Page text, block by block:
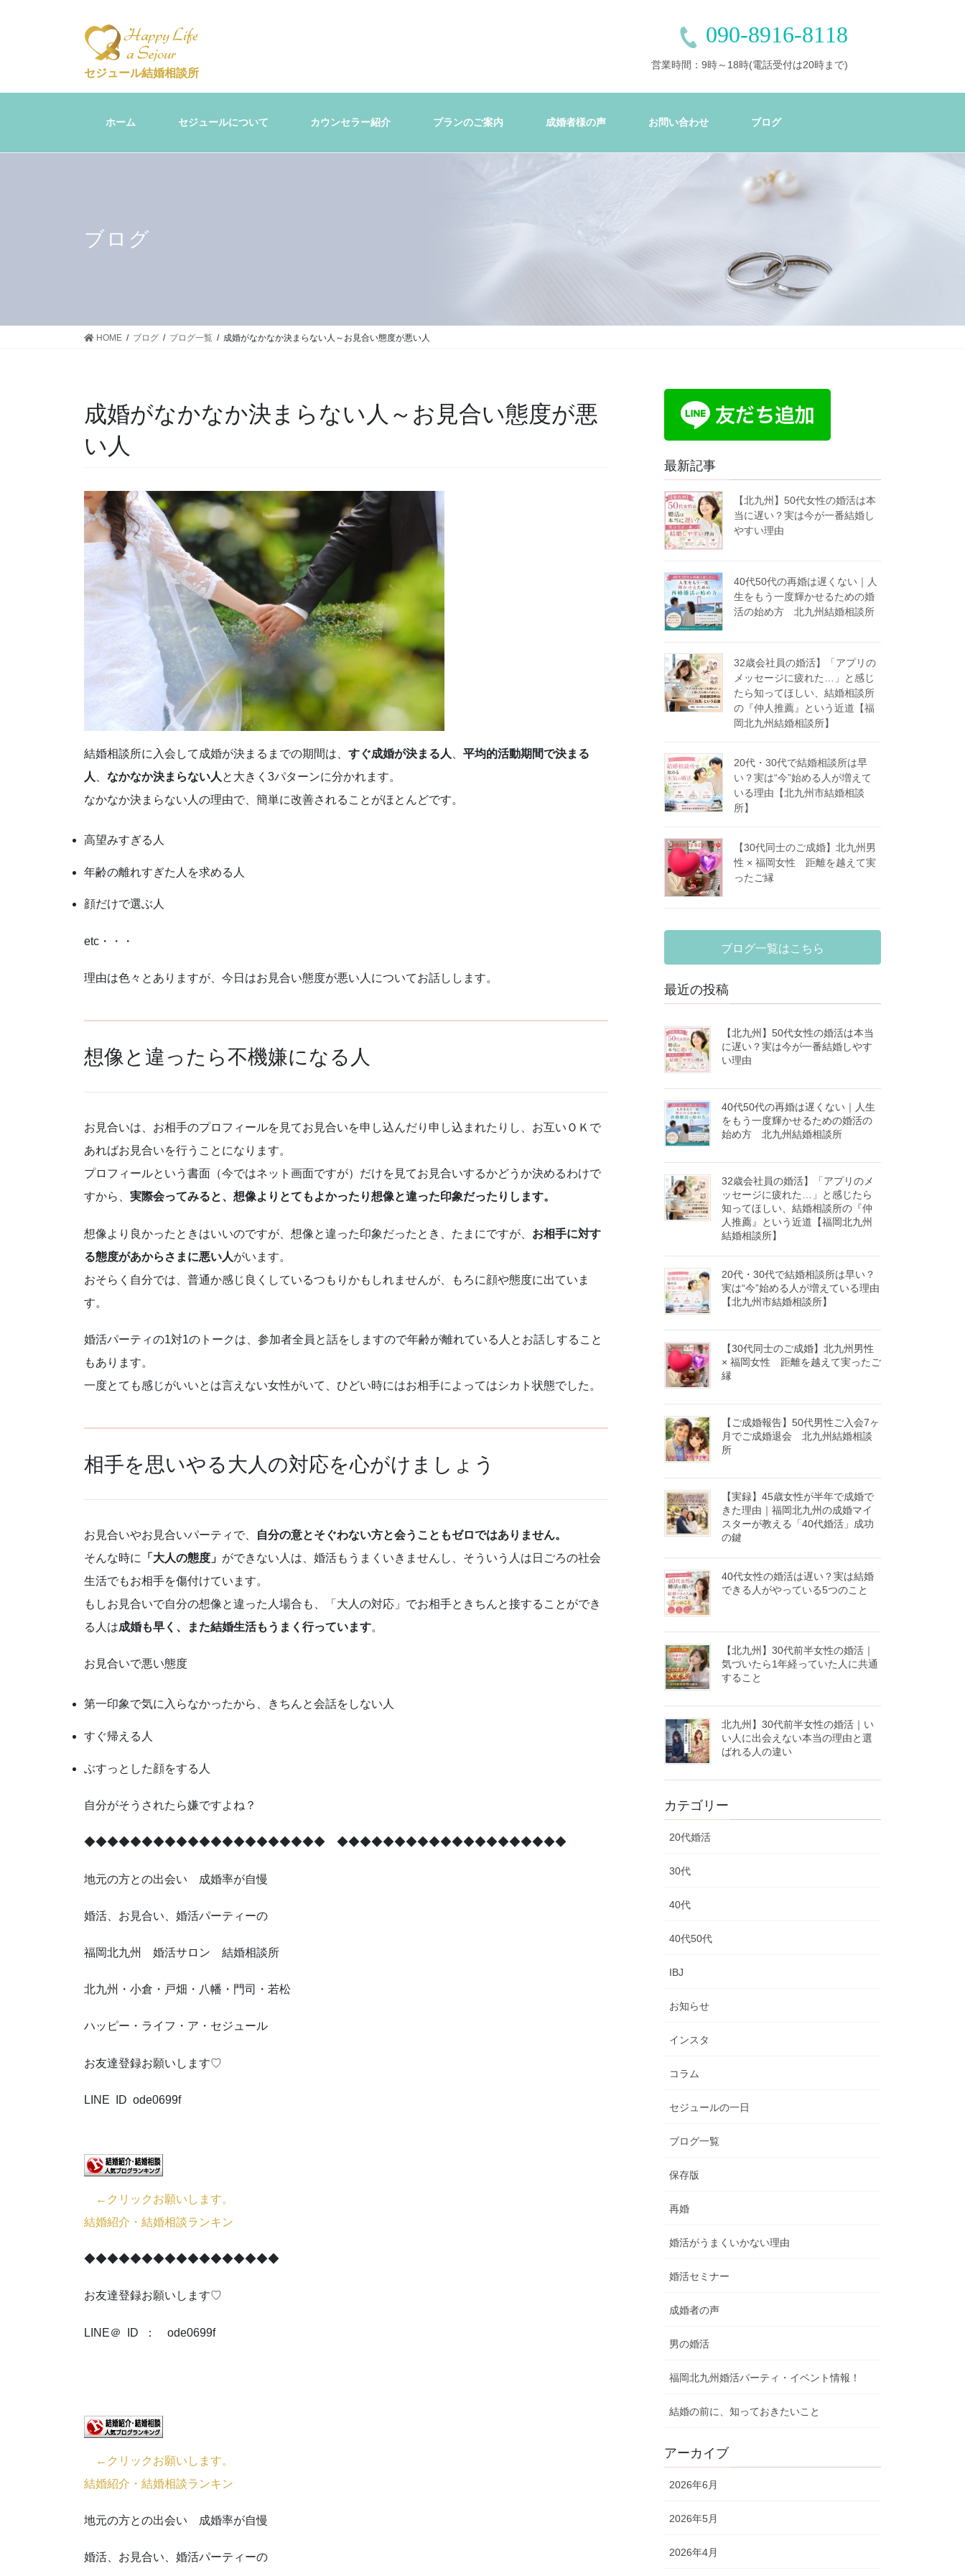
セジュール結婚相談所
090-8916-8118
営業時間：9時～18時(電話受付は20時まで)
ホーム セジュールについて カウンセラー紹介 プランのご案内 成婚者様の声 お問い合わせ ブログ
ブログ
HOME ブログ ブログ一覧 成婚がなかなか決まらない人～お見合い態度が悪い人
成婚がなかなか決まらない人～お見合い態度が悪
い人
結婚相談所に入会して成婚が決まるまでの期間は、 すぐ成婚が決まる人
平均的活動期間で決まる
人
なかなか決まらない人 と大きく3パターンに分かれます。
なかなか決まらない人の理由で、簡単に改善されることがほとんどです。
高望みすぎる人
年齢の離れすぎた人を求める人
顔だけで選ぶ人
etc・・・
理由は色々とありますが、今日はお見合い態度が悪い人についてお話しします。
想像と違ったら不機嫌になる人
お見合いは、お相手のプロフィールを見てお見合いを申し込んだり申し込まれたりし、お互いＯＫで
あればお見合いを行うことになります。
プロフィールという書面（今ではネット画面ですが）だけを見てお見合いするかどうか決めるわけで
すから、 実際会ってみると、想像よりとてもよかったり想像と違った印象だったりします。
想像より良かったときはいいのですが、想像と違った印象だったとき、たまにですが、 お相手に対す
る態度があからさまに悪い人がいます。
おそらく自分では、普通か感じ良くしているつもりかもしれませんが、もろに顔や態度に出ていま
す。
婚活パーティの1対1のトークは、参加者全員と話をしますので年齢が離れている人とお話しすること
もあります。
一度とても感じがいいとは言えない女性がいて、ひどい時にはお相手によってはシカト状態でした。
相手を思いやる大人の対応を心がけましょう
お見合いやお見合いパーティで、
自分の意とそぐわない方と会うこともゼロではありません。
そんな時に
「大人の態度」 ができない人は、婚活もうまくいきませんし、そういう人は日ごろの社会
生活でもお相手を傷付けています。
もしお見合いで自分の想像と違った人場合も、「大人の対応」でお相手ときちんと接することができ
る人は成婚も早く、また結婚生活もうまく行っています。
お見合いで悪い態度
第一印象で気に入らなかったから、きちんと会話をしない人
すぐ帰える人
ぶすっとした顔をする人
自分がそうされたら嫌ですよね？
◆◆◆◆◆◆◆◆◆◆◆◆◆◆◆◆◆◆◆◆◆ ◆◆◆◆◆◆◆◆◆◆◆◆◆◆◆◆◆◆◆◆
地元の方との出会い 成婚率が自慢
婚活、お見合い、婚活パーティーの
福岡北九州 婚活サロン 結婚相談所
北九州・小倉・戸畑・八幡・門司・若松
ハッピー・ライフ・ア・セジュール
お友達登録お願いします♡
LINE ID ode0699f
←クリックお願いします。
結婚紹介・結婚相談ランキン
◆◆◆◆◆◆◆◆◆◆◆◆◆◆◆◆◆
お友達登録お願いします♡
LINE＠ ID ： ode0699f
←クリックお願いします。
結婚紹介・結婚相談ランキン
地元の方との出会い 成婚率が自慢
婚活、お見合い、婚活パーティーの
最新記事
【北九州】50代女性の婚活は本
当に遅い？実は今が一番結婚し
やすい理由
40代50代の再婚は遅くない｜人
生をもう一度輝かせるための婚
活の始め方 北九州結婚相談所
32歳会社員の婚活】「アプリの
メッセージに疲れた…」と感じ
たら知ってほしい、結婚相談所
の『仲人推薦』という近道【福
岡北九州結婚相談所】
20代・30代で結婚相談所は早
い？実は“今”始める人が増えて
いる理由【北九州市結婚相談
所】
【30代同士のご成婚】北九州男
性 × 福岡女性 距離を越えて実
ったご縁
ブログ一覧はこちら
最近の投稿
【北九州】50代女性の婚活は本当
に遅い？実は今が一番結婚しやす
い理由
40代50代の再婚は遅くない｜人生
をもう一度輝かせるための婚活の
始め方 北九州結婚相談所
32歳会社員の婚活】「アプリのメ
ッセージに疲れた…」と感じたら
知ってほしい、結婚相談所の『仲
人推薦』という近道【福岡北九州
結婚相談所】
20代・30代で結婚相談所は早い？
実は“今”始める人が増えている理由
【北九州市結婚相談所】
【30代同士のご成婚】北九州男性
× 福岡女性 距離を越えて実ったご
縁
【ご成婚報告】50代男性ご入会7ヶ
月でご成婚退会 北九州結婚相談
所
【実録】45歳女性が半年で成婚で
きた理由｜福岡北九州の成婚マイ
スターが教える「40代婚活」成功
の鍵
40代女性の婚活は遅い？実は結婚
できる人がやっている5つのこと
【北九州】30代前半女性の婚活｜
気づいたら1年経っていた人に共通
すること
北九州】30代前半女性の婚活｜い
い人に出会えない本当の理由と選
ばれる人の違い
カテゴリー
20代婚活
30代
40代
40代50代
IBJ
お知らせ
インスタ
コラム
セジュールの一日
ブログ一覧
保存版
再婚
婚活がうまくいかない理由
婚活セミナー
成婚者の声
男の婚活
福岡北九州婚活パーティ・イベント情報！
結婚の前に、知っておきたいこと
アーカイブ
2026年6月
2026年5月
2026年4月